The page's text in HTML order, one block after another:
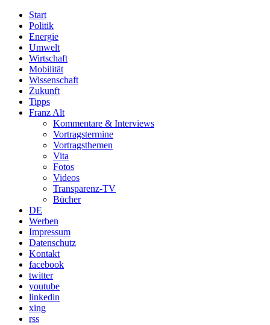
Start
Politik
Energie
Umwelt
Wirtschaft
Mobilität
Wissenschaft
Zukunft
Tipps
Franz Alt
Kommentare & Interviews
Vortragstermine
Vortragsthemen
Vita
Fotos
Videos
Transparenz-TV
Bücher
DE
Werben
Impressum
Datenschutz
Kontakt
facebook
twitter
youtube
linkedin
xing
rss